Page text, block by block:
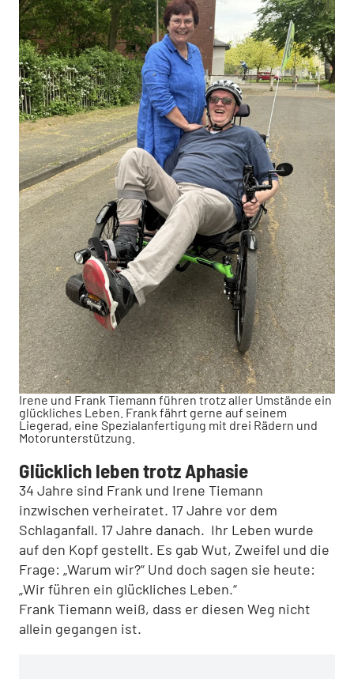
Irene und Frank Tiemann führen trotz aller Umstände ein
glückliches Leben. Frank fährt gerne auf seinem
Liegerad, eine Spezialanfertigung mit drei Rädern und
Motorunterstützung.
Glücklich leben trotz Aphasie
34 Jahre sind Frank und Irene Tiemann
inzwischen verheiratet. 17 Jahre vor dem
Schlaganfall. 17 Jahre danach. Ihr Leben wurde
auf den Kopf gestellt. Es gab Wut, Zweifel und die
Frage: „Warum wir?“ Und doch sagen sie heute:
„Wir führen ein glückliches Leben.“
Frank Tiemann weiß, dass er diesen Weg nicht
allein gegangen ist.